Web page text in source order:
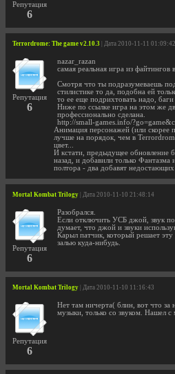
Репутация
6
Terrordrome: The game v2.10.3 | Дата 2010-11-11 01:09:42
Репутация
6
nazar_razan
самая реальная игра из файтингов
Смотря что ты подразумеваешь
стилистике то да, подобна ей
то ее еще подрихтовать надо,
Ниже по ссылке игра на этом же
профессионально сделана.
http://small-games.info/
Анимация персонажей (или скорее
лучше на порядок, чем в
цвет...
И кстати, предыдущее обновление
назад, и добавили только
полтора - два добавят
Mortal Kombat Trilogy | Дата 2010-11-10 21:48:14
Репутация
6
Разобрался.
Если отключить УСБ джой, звук
думает, что джой и звуки
Карыл патчик, который решает
залью куда-нибудь.
Mortal Kombat Trilogy | Дата 2010-11-10 11:16:43
Репутация
6
Нет там ничерта( блин, вот что за
музыки, только со звуком. Нашел с